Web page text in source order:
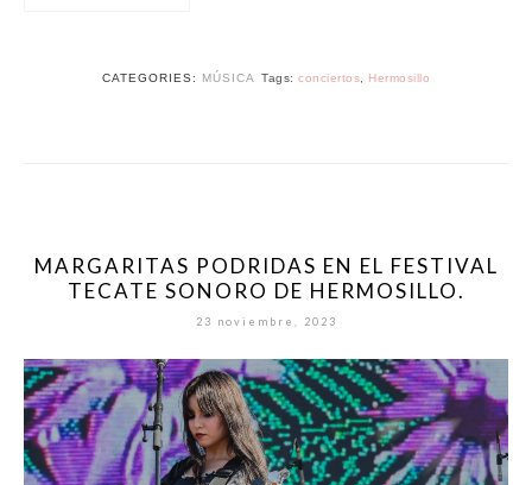
CATEGORIES: MÚSICA Tags: conciertos Hermosillo
MARGARITAS PODRIDAS EN EL FESTIVAL
TECATE SONORO DE HERMOSILLO.
23 noviembre, 2023